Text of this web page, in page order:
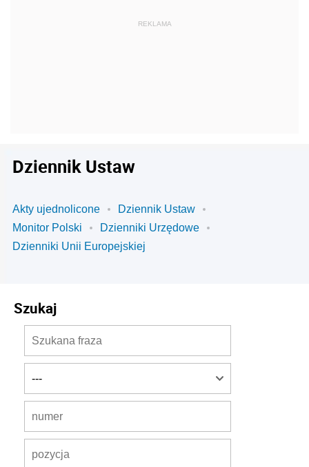
Dziennik Ustaw
Akty ujednolicone
Dziennik Ustaw
Monitor Polski
Dzienniki Urzędowe
Dzienniki Unii Europejskiej
Szukaj